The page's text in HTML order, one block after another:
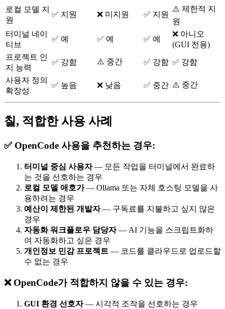
로컬 모델 지
원
✅ 지원 ❌ 미지원 ✅ 지원
⚠️ 제한적 지
원
터미널 네이
티브
✅ 예 ✅ 예 ✅ 예
❌ 아니오
(GUI 전용)
프로젝트 인
지 능력
✅ 강함 ⚠️ 중간 ✅ 강함 ✅ 강함
사용자 정의
확장성
✅ 높음 ❌ 낮음 ✅ 중간 ⚠️ 중간
칠, 적합한 사용 사례
✅ OpenCode 사용을 추천하는 경우:
터미널 중심 사용자— 모든 작업을 터미널에서 완료하
는 것을 선호하는 경우
로컬 모델 애호가— Ollama 또는 자체 호스팅 모델을 사
용하려는 경우
예산이 제한된 개발자— 구독료를 지불하고 싶지 않은
경우
자동화 워크플로우 담당자— AI 기능을 스크립트화하
여 자동화하고 싶은 경우
개인정보 민감 프로젝트 — 코드를 클라우드로 업로드할
수 없는 경우
❌ OpenCode가 적합하지 않을 수 있는 경우:
GUI 환경 선호자— 시각적 조작을 선호하는 경우